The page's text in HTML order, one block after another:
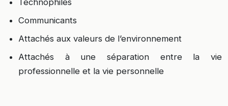
Technophiles
Communicants
Attachés aux valeurs de l’environnement
Attachés à une séparation entre la vie
professionnelle et la vie personnelle